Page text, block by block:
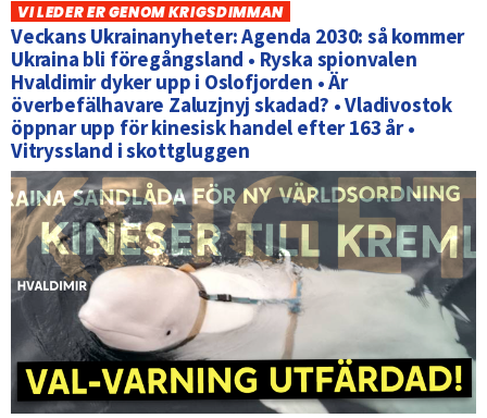
VI LEDER ER GENOM KRIGSDIMMAN
Veckans Ukrainanyheter: Agenda 2030: så kommer
Ukraina bli föregångsland • Ryska spionvalen
Hvaldimir dyker upp i Oslofjorden • Är
överbefälhavare Zaluzjnyj skadad? • Vladivostok
öppnar upp för kinesisk handel efter 163 år •
Vitryssland i skottgluggen